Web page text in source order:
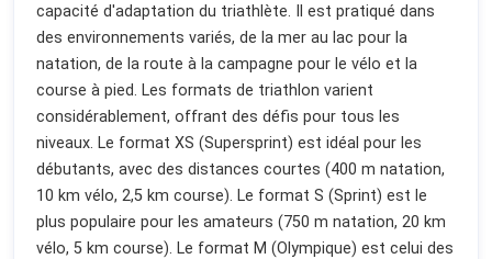
capacité d'adaptation du triathlète. Il est pratiqué dans
des environnements variés, de la mer au lac pour la
natation, de la route à la campagne pour le vélo et la
course à pied. Les formats de triathlon varient
considérablement, offrant des défis pour tous les
niveaux. Le format XS (Supersprint) est idéal pour les
débutants, avec des distances courtes (400 m natation,
10 km vélo, 2,5 km course). Le format S (Sprint) est le
plus populaire pour les amateurs (750 m natation, 20 km
vélo, 5 km course). Le format M (Olympique) est celui des